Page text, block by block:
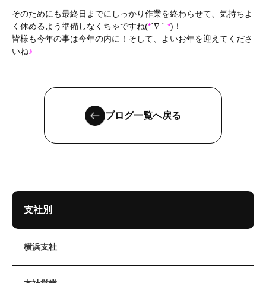
そのためにも最終日までにしっかり作業を終わらせて、気持ちよ
く休めるよう準備しなくちゃですね(*´∇｀ *)！
皆様も今年の事は今年の内に！そして、よいお年を迎えてくださ
いね♪
ブログ一覧へ戻る
支社別
横浜支社